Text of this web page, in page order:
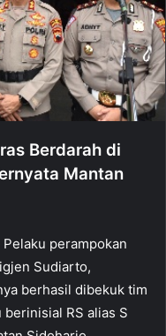
Berdarah di
Mantan
Pelaku perampokan
Sudiarto,
berhasil dibekuk tim
RS alias S